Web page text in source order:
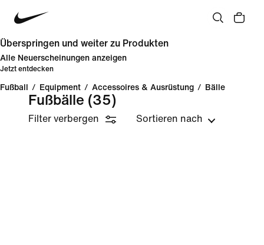
Überspringen und weiter zu Produkten
Alle Neuerscheinungen anzeigen
Jetzt entdecken
Fußball / Equipment / Accessoires & Ausrüstung / Bälle
Fußbälle (35)
Filter verbergen Sortieren nach